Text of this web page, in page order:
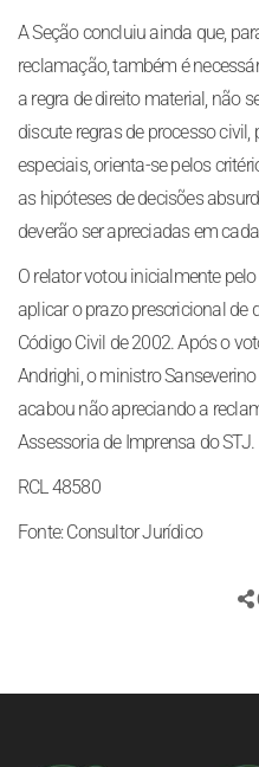
A Seção concluiu ainda que,
reclamação, também é
a regra de direito material, não
discute regras de processo
especiais, orienta-se pelos
as hipóteses de decisões
deverão ser apreciadas em
O relator votou inicialmente
aplicar o prazo prescricional de
Código Civil de 2002. Após o
Andrighi, o ministro
acabou não apreciando a
Assessoria de Imprensa do STJ.
RCL 48580
Fonte: Consultor Jurídico